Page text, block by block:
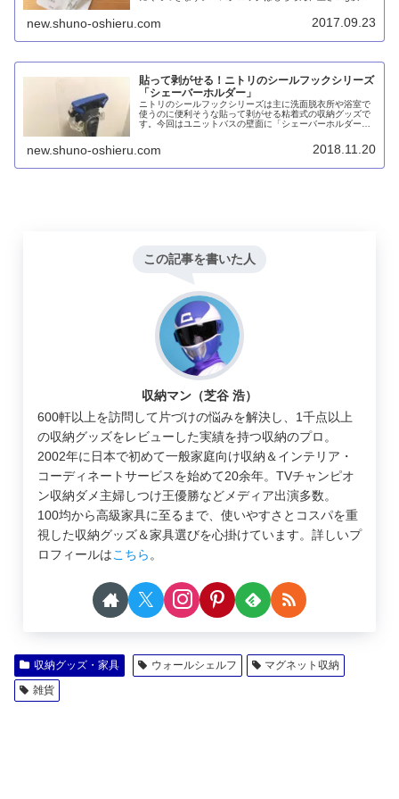
new.shuno-oshieru.com 2017.09.23
貼って剥がせる！ニトリのシールフックシリーズ
「シェーバーホルダー」
ニトリのシールフックシリーズは主に洗面脱衣所や浴室で
使うのに便利そうな貼って剥がせる粘着式の収納グッズで
す。今回はユニットバスの壁面に「シェーバーホルダー」
new.shuno-oshieru.com 2018.11.20
この記事を書いた人
収納マン（芝谷 浩）
600軒以上を訪問して片づけの悩みを解決し、1千点以上
の収納グッズをレビューした実績を持つ収納のプロ。
2002年に日本で初めて一般家庭向け収納＆インテリア・
コーディネートサービスを始めて20余年。TVチャンピオ
ン収納ダメ主婦しつけ王優勝などメディア出演多数。
100均から高級家具に至るまで、使いやすさとコスパを重
視した収納グッズ＆家具選びを心掛けています。詳しいプ
ロフィールはこちら 。
収納グッズ・家具 ウォールシェルフ
マグネット収納
雑貨